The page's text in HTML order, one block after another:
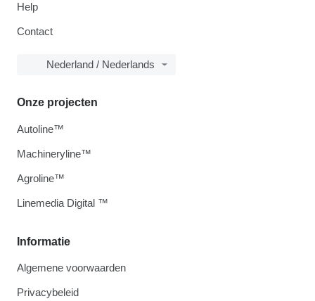
Help
Contact
Nederland / Nederlands
Informatie
Algemene voorwaarden
Privacybeleid
Onze projecten
Autoline™
Machineryline™
Agroline™
Linemedia Digital ™